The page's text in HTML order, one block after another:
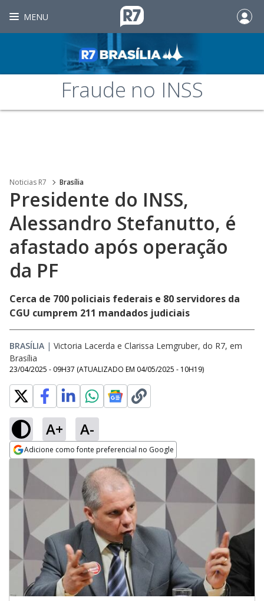
MENU
Fraude no INSS
Noticias R7 Brasília
Presidente do INSS,
Alessandro Stefanutto, é
afastado após operação
da PF
Cerca de 700 policiais federais e 80 servidores da
CGU cumprem 211 mandados judiciais
BRASÍLIA | Victoria Lacerda e Clarissa Lemgruber, do R7, em
Brasília
23/04/2025 - 09H37 (ATUALIZADO EM 04/05/2025 - 10H19)
A+ A-
Adicione como fonte preferencial no Google
Opens in new window